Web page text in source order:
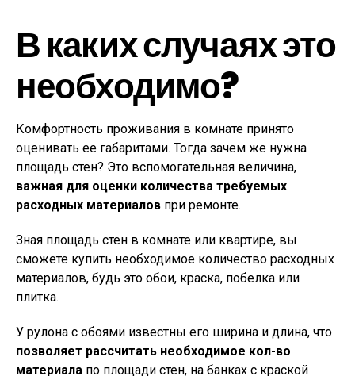
В каких случаях это
необходимо?
Комфортность проживания в комнате принято
оценивать ее габаритами. Тогда зачем же нужна
площадь стен? Это вспомогательная величина,
важная для оценки количества требуемых
расходных материалов при ремонте.
Зная площадь стен в комнате или квартире, вы
сможете купить необходимое количество расходных
материалов, будь это обои, краска, побелка или
плитка.
У рулона с обоями известны его ширина и длина, что
позволяет рассчитать необходимое кол-во
материала по площади стен, на банках с краской